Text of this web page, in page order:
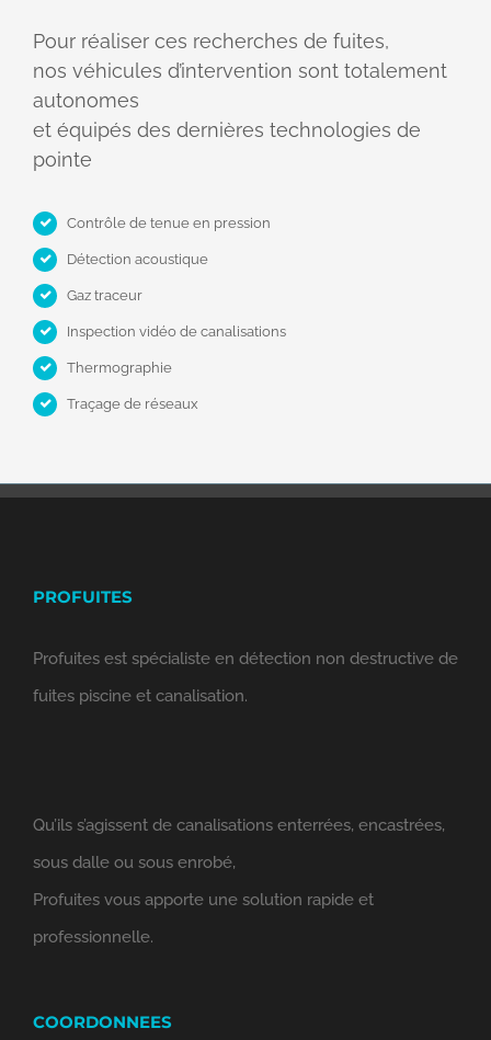
Pour réaliser ces recherches de fuites,
nos véhicules d’intervention sont totalement
autonomes
et équipés des dernières technologies de
pointe
Contrôle de tenue en pression
Détection acoustique
Gaz traceur
Inspection vidéo de canalisations
Thermographie
Traçage de réseaux
PROFUITES
Profuites est spécialiste en détection non destructive de
fuites piscine et canalisation.
Qu’ils s’agissent de canalisations enterrées, encastrées,
sous dalle ou sous enrobé,
Profuites vous apporte une solution rapide et
professionnelle.
COORDONNEES